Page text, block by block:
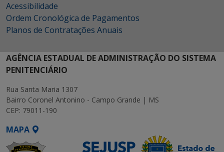
Acessibilidade
Ordem Cronológica de Pagamentos
Planos de Contratações Anuais
AGÊNCIA ESTADUAL DE ADMINISTRAÇÃO DO SISTEMA
PENITENCIÁRIO
Rua Santa Maria 1307
Bairro Coronel Antonino - Campo Grande | MS
CEP: 79011-190
MAPA